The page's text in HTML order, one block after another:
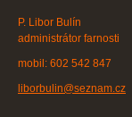
P. Libor Bulín
administrátor farnosti
mobil: 602 542 847
liborbulin@seznam.cz